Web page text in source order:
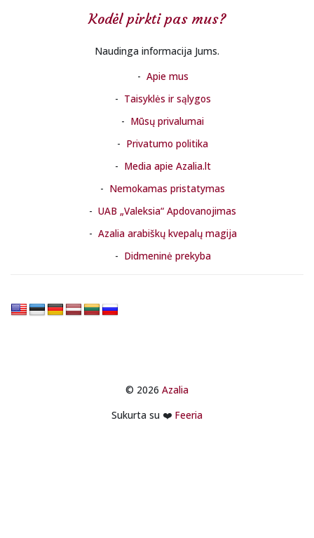
Kodėl pirkti pas mus?
Naudinga informacija Jums.
Apie mus
Taisyklės ir sąlygos
Mūsų privalumai
Privatumo politika
Media apie Azalia.lt
Nemokamas pristatymas
UAB „Valeksia“ Apdovanojimas
Azalia arabiškų kvepalų magija
Didmeninė prekyba
© 2026 Azalia
Sukurta su ❤️ Feeria